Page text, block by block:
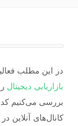
در این مطلب
بازاریابی دیجیتالرا
بررسی می‌کنیم کدام
کانال‌های آنلاین